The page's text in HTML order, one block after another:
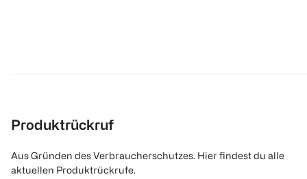
Produktrückruf
Aus Gründen des Verbraucherschutzes. Hier findest du alle
aktuellen Produktrückrufe.